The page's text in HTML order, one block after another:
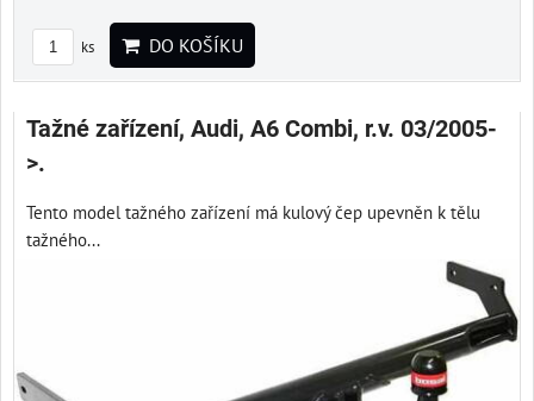
ks DO KOŠÍKU
Tažné zařízení, Audi, A6 Combi, r.v. 03/2005-
>.
Tento model tažného zařízení má kulový čep upevněn k tělu
tažného...